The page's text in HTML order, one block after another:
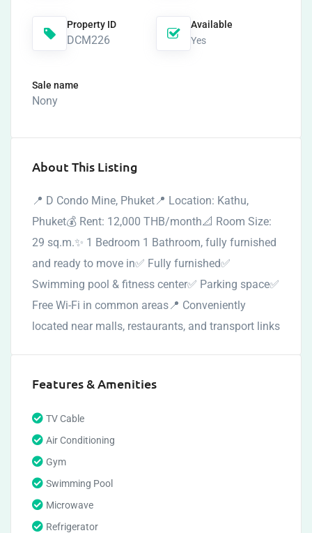
Property ID
DCM226
Available
Yes
Sale name
Nony
About This Listing
📍 D Condo Mine, Phuket📍 Location: Kathu,
Phuket💰 Rent: 12,000 THB/month📐 Room Size:
29 sq.m.✨ 1 Bedroom 1 Bathroom, fully furnished
and ready to move in✅ Fully furnished✅
Swimming pool & fitness center✅ Parking space✅
Free Wi-Fi in common areas📍 Conveniently
located near malls, restaurants, and transport links
Features & Amenities
TV Cable
Air Conditioning
Gym
Swimming Pool
Microwave
Refrigerator